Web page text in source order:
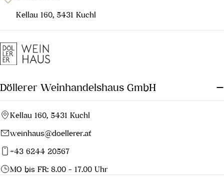
Kellau 160, 5431 Kuchl
Döllerer Weinhandelshaus GmbH
Kellau 160, 5431 Kuchl
weinhaus@doellerer.at
+43 6244 20567
MO bis FR: 8.00 - 17.00 Uhr